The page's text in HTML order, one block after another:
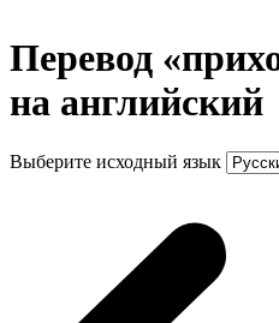
Перевод
на английский
Выберите исходный язык